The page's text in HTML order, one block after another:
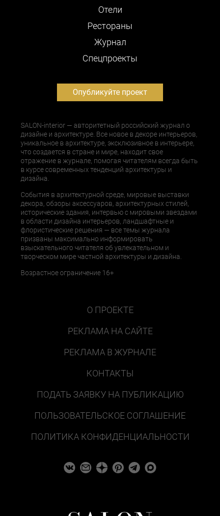
Отели
Рестораны
Журнал
Cпецпроекты
Опубликуйте проект
SALON-interior — авторитетный российский журнал о
дизайне и архитектуре. Все новое в декоре интерьеров,
уникальное в архитектуре, эксклюзивное в интерьере,
что создается в стране и мире, находит свое
отражение в журнале, помогая читателям всегда быть
в курсе современных тенденций архитектуры и
дизайна.
События в архитектурной среде, мировые выставки
декора, обзоры аксессуаров, архитектурных стилей,
исторические здания, интервью с мировыми звездами
в области дизайна интерьеров, ландшафтные и
флористические решения — все темы журнала
призваны максимально информировать
взыскательного читателя об увлекательном и
творческом мире частной архитектуры и дизайна.
Возрастное ограничение 16+
О ПРОЕКТЕ
РЕКЛАМА НА САЙТЕ
РЕКЛАМА В ЖУРНАЛЕ
КОНТАКТЫ
ПОДАТЬ ЗАЯВКУ НА ПУБЛИКАЦИЮ
ПОЛЬЗОВАТЕЛЬСКОЕ СОГЛАШЕНИЕ
ПОЛИТИКА КОНФИДЕНЦИАЛЬНОСТИ